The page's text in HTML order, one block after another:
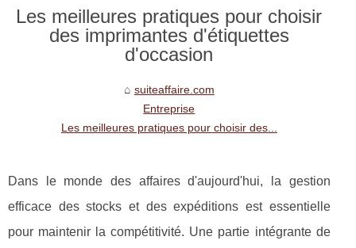
Les meilleures pratiques pour choisir
des imprimantes d'étiquettes
d'occasion
suiteaffaire.com
Entreprise
Les meilleures pratiques pour choisir des...
Dans le monde des affaires d'aujourd'hui, la gestion
efficace des stocks et des expéditions est essentielle
pour maintenir la compétitivité. Une partie intégrante de